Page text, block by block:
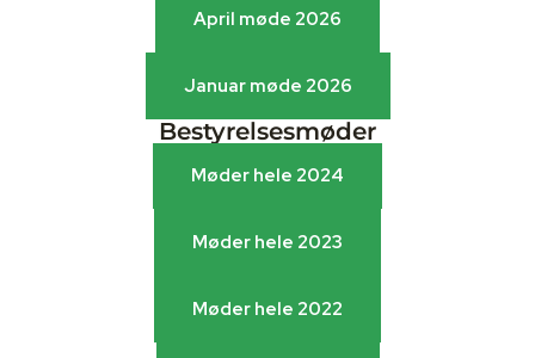
Generalforsamling 2026
April møde 2026
April møde 2026
Januar møde 2026
Januar møde 2026
Bestyrelsesmøder
Møder hele 2024
Møder hele 2024
Møder hele 2023
Møder hele 2023
Møder hele 2022